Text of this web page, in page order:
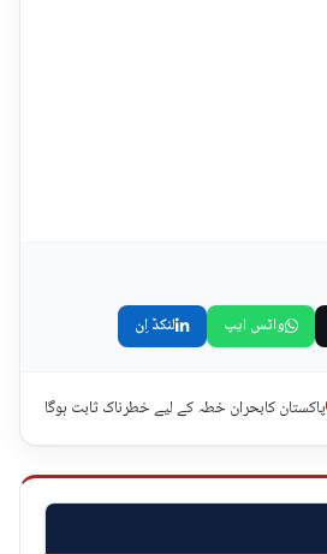
واٹس ایپ لنکڈ اِن
پاکستان کابحران خطہ کے لیے خطرناک ثابت ہوگا